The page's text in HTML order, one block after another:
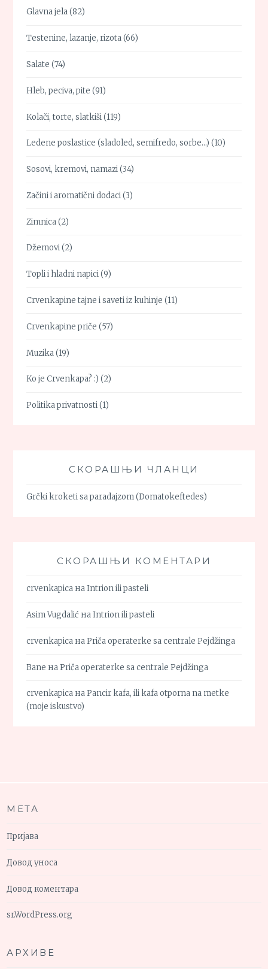
Glavna jela(82)
Testenine, lazanje, rizota(66)
Salate (74)
Hleb, peciva, pite (91)
Kolači, torte, slatkiši(119)
Ledene poslastice (sladoled, semifredo, sorbe…) (10)
Sosovi, kremovi, namazi(34)
Začini i aromatični dodaci(3)
Zimnica(2)
Džemovi(2)
Topli i hladni napici(9)
Crvenkapine tajne i saveti iz kuhinje (11)
Crvenkapine priče (57)
Muzika(19)
Ko je Crvenkapa? :) (2)
Politika privatnosti(1)
СКОРАШЊИ ЧЛАНЦИ
Grčki kroketi sa paradajzom (Domatokeftedes)
СКОРАШЊИ КОМЕНТАРИ
crvenkapica наIntrion ili pasteli
Asim Vugdalić наIntrion ili pasteli
crvenkapica наPriča operaterke sa centrale Pejdžinga
Bane наPriča operaterke sa centrale Pejdžinga
crvenkapica наPancir kafa, ili kafa otporna na metke
(moje iskustvo)
МЕТА
Пријава
Довод уноса
Довод коментара
sr.WordPress.org
АРХИВЕ